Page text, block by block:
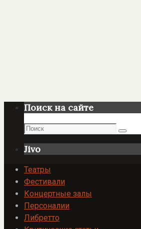
Поиск на сайте
Поиск
Поиск
Jivo
Театры
Фестивали
Концертные залы
Персоналии
Либретто